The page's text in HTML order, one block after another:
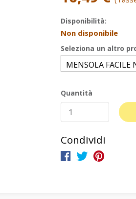
Disponibilità:
Non disponibile
Seleziona un altro
Quantità
Condividi